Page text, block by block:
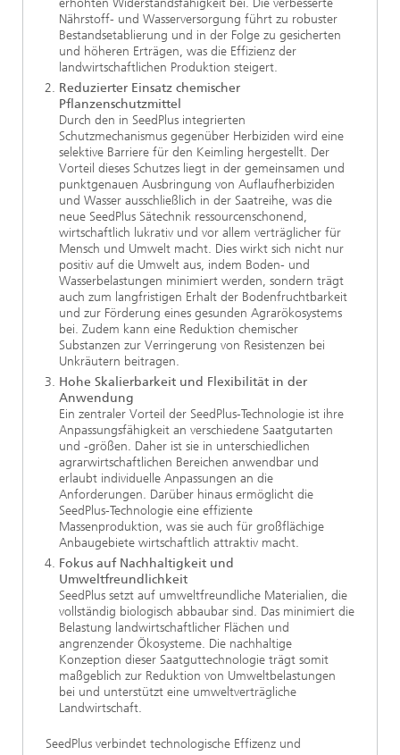
erhöhten Widerstandsfähigkeit bei. Die verbesserte
Nährstoff- und Wasserversorgung führt zu robuster
Bestandsetablierung und in der Folge zu gesicherten
und höheren Erträgen, was die Effizienz der
landwirtschaftlichen Produktion steigert.
Reduzierter Einsatz chemischer
Pflanzenschutzmittel
Durch den in SeedPlus integrierten
Schutzmechanismus gegenüber Herbiziden wird eine
selektive Barriere für den Keimling hergestellt. Der
Vorteil dieses Schutzes liegt in der gemeinsamen und
punktgenauen Ausbringung von Auflaufherbiziden
und Wasser ausschließlich in der Saatreihe, was die
neue SeedPlus Sätechnik ressourcenschonend,
wirtschaftlich lukrativ und vor allem verträglicher für
Mensch und Umwelt macht. Dies wirkt sich nicht nur
positiv auf die Umwelt aus, indem Boden- und
Wasserbelastungen minimiert werden, sondern trägt
auch zum langfristigen Erhalt der Bodenfruchtbarkeit
und zur Förderung eines gesunden Agrarökosystems
bei. Zudem kann eine Reduktion chemischer
Substanzen zur Verringerung von Resistenzen bei
Unkräutern beitragen.
Hohe Skalierbarkeit und Flexibilität in der
Anwendung
Ein zentraler Vorteil der SeedPlus-Technologie ist ihre
Anpassungsfähigkeit an verschiedene Saatgutarten
und -größen. Daher ist sie in unterschiedlichen
agrarwirtschaftlichen Bereichen anwendbar und
erlaubt individuelle Anpassungen an die
Anforderungen. Darüber hinaus ermöglicht die
SeedPlus-Technologie eine effiziente
Massenproduktion, was sie auch für großflächige
Anbaugebiete wirtschaftlich attraktiv macht.
Fokus auf Nachhaltigkeit und
Umweltfreundlichkeit
SeedPlus setzt auf umweltfreundliche Materialien, die
vollständig biologisch abbaubar sind. Das minimiert die
Belastung landwirtschaftlicher Flächen und
angrenzender Ökosysteme. Die nachhaltige
Konzeption dieser Saatguttechnologie trägt somit
maßgeblich zur Reduktion von Umweltbelastungen
bei und unterstützt eine umweltverträgliche
Landwirtschaft.
SeedPlus verbindet technologische Effizenz und